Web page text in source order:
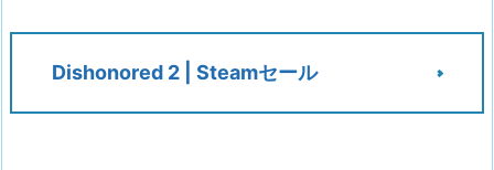
Dishonored 2 | Steamセール